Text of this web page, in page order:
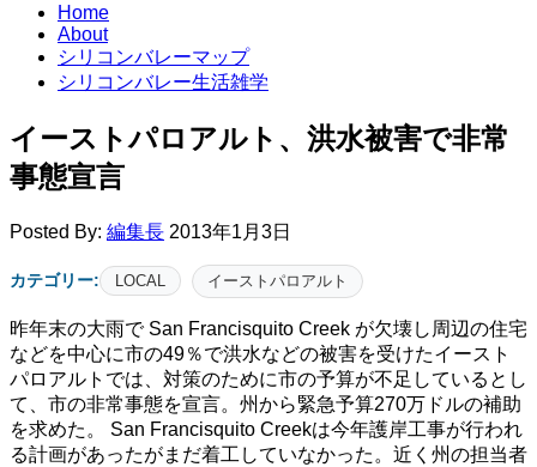
Home
About
シリコンバレーマップ
シリコンバレー生活雑学
イーストパロアルト、洪水被害で非常
事態宣言
Posted By: 編集長 2013年1月3日
カテゴリー: LOCAL イーストパロアルト
昨年末の大雨で San Francisquito Creek が欠壊し周辺の住宅
などを中心に市の49％で洪水などの被害を受けたイースト
パロアルトでは、対策のために市の予算が不足しているとし
て、市の非常事態を宣言。州から緊急予算270万ドルの補助
を求めた。 San Francisquito Creekは今年護岸工事が行われ
る計画があったがまだ着工していなかった。近く州の担当者